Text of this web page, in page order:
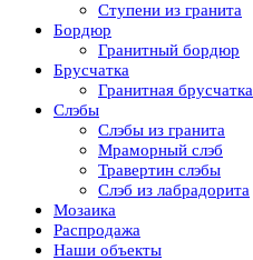
Ступени из гранита
Бордюр
Гранитный бордюр
Брусчатка
Гранитная брусчатка
Слэбы
Слэбы из гранита
Мраморный слэб
Травертин слэбы
Слэб из лабрадорита
Мозаика
Распродажа
Наши объекты